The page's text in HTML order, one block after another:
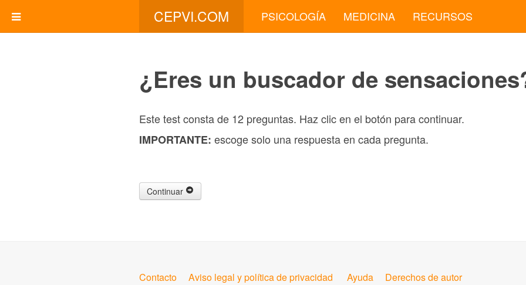
CEPVI.COM PSICOLOGÍA MEDICINA RECURSOS
¿Eres un buscador de
Este test consta de 12 preguntas. Haz clic en el botón para continuar.
IMPORTANTE: escoge solo una respuesta en cada pregunta.
Continuar
Contacto Aviso legal y política de privacidad Ayuda Derechos de autor